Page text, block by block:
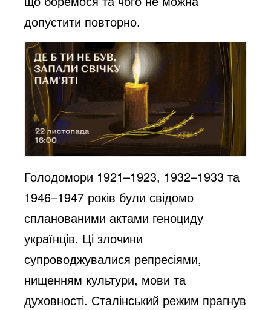
допустити повторно.
Голодомори 1921–1923, 1932–1933 та
1946–1947 років були свідомо
спланованими актами геноциду
українців. Ці злочини
супроводжувалися репресіями,
нищенням культури, мови та
духовності. Сталінський режим прагнув